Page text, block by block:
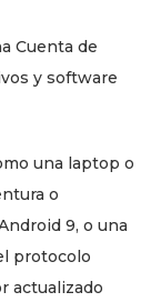
Cuenta de
y software
una laptop o
o
9, o una
protocolo
actualizado